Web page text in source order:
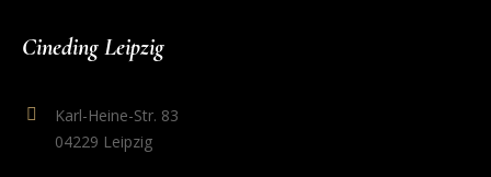
Cineding Leipzig
Karl-Heine-Str. 83
04229 Leipzig